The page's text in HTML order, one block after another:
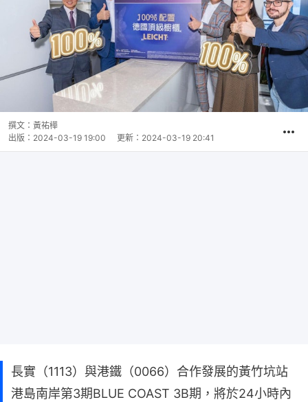
撰文： 黃祐樺
出版： 2024-03-19 19:00 更新： 2024-03-19 20:41
長實（1113）與港鐵（0066）合作發展的黃竹坑站
港島南岸第3期BLUE COAST 3B期，將於24小時內